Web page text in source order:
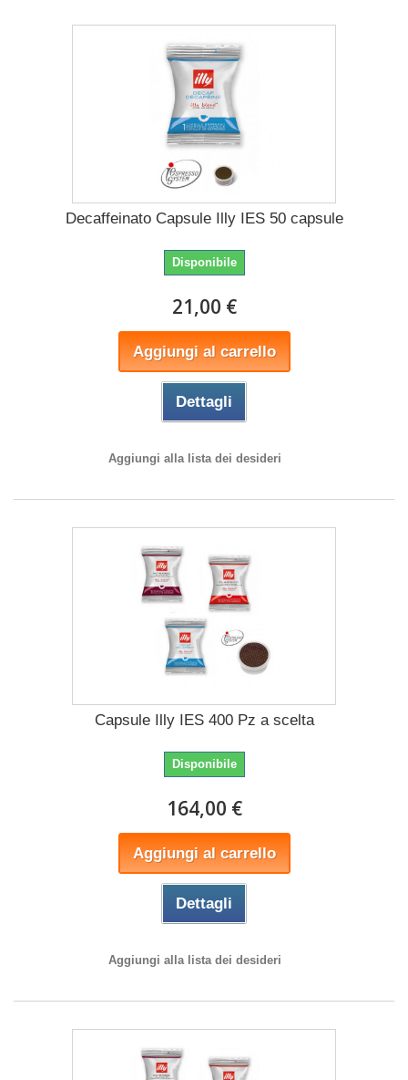
Decaffeinato Capsule Illy IES 50 capsule
Disponibile
21,00 €
Aggiungi al carrello
Dettagli
Aggiungi alla lista dei desideri
Capsule Illy IES 400 Pz a scelta
Disponibile
164,00 €
Aggiungi al carrello
Dettagli
Aggiungi alla lista dei desideri